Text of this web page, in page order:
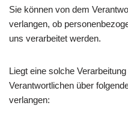
Sie können von dem
verlangen, ob
uns verarbeitet werden.
Liegt eine solche
Verantwortlichen über
verlangen: